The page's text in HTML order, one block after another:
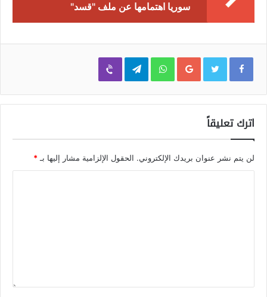
سوريا اهتمامها عن ملف "قسد"
Google+
WhatsApp
Telegram
Viber
اترك تعليقاً
لن يتم نشر عنوان بريدك الإلكتروني. الحقول الإلزامية مشار إليها بـ *